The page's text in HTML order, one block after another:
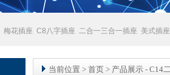
梅花插座 C8八字插座 二合一三合一插座 美式插座
当前位置 > 首页 > 产品展示 - C14